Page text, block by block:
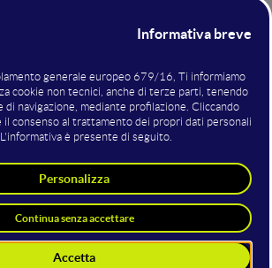
alla scoperta diinnovazioni
progetti, politiche e iniziative
che contribuiscono alla costruzione
12:00potrai seguire una puntata del
canale YouTube
2
è una delle iniziative di "
WMF
di attività, iniziative ed eventi che WMF
con l'obiettivo di diffondere cultura,